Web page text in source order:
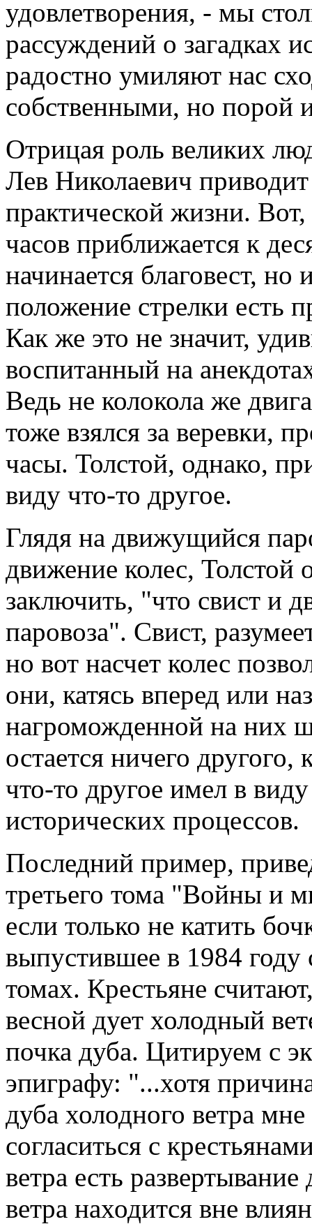
удовлетворения, - мы
рассуждений о загадках
радостно умиляют нас
собственными, но порой
Отрицая роль великих
Лев Николаевич
практической жизни. Вот,
часов приближается к
начинается благовест, но
положение стрелки есть
Как же это не значит,
воспитанный на
Ведь не колокола же
тоже взялся за веревки,
часы. Толстой, однако,
виду что-то другое.
Глядя на движущийся
движение колес, Толстой
заключить, "что свист и
паровоза". Свист,
но вот насчет колес
они, катясь вперед или
нагроможденной на них
остается ничего
что-то другое имел в
исторических процессов.
Последний пример,
третьего тома "Войны и
если только не катить
выпустившее в 1984 году
томах. Крестьяне
весной дует холодный
почка дуба. Цитируем с
эпиграфу: "...хотя
дуба холодного ветра
согласиться с
ветра есть
ветра находится вне